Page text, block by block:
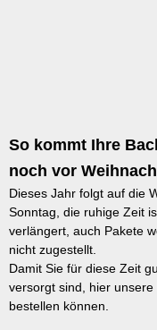
So kommt Ihre
noch vor
Dieses Jahr folgt auf die
Sonntag, die ruhige Zeit
verlängert, auch Pakete
nicht zugestellt.
Damit Sie für diese Zeit
versorgt sind, hier
bestellen können.